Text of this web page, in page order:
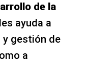
de la
ayuda a
y gestión de
a